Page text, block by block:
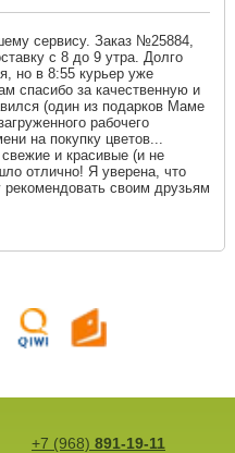
сервису. Заказ №25884,
с 8 до 9 утра. Долго
но в 8:55 курьер уже
спасибо за качественную и
(один из подарков Маме
рабочего
на покупку цветов...
и красивые (и не
отлично! Я уверена, что
своим друзьям
+7 (968) 891-19-11